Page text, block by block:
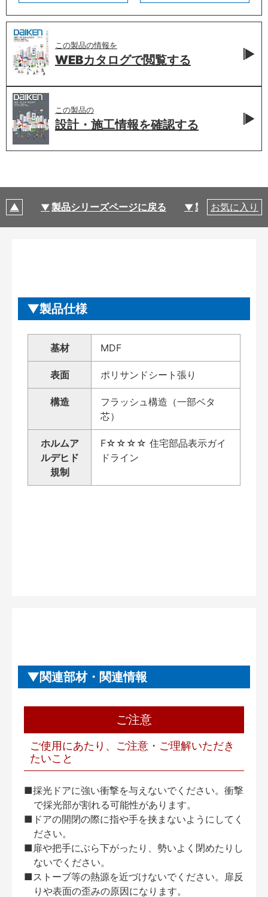
この製品の情報を
WEBカタログで閲覧する
この製品の
設計・施工情報を確認する
製品シリーズページに戻る 製品仕様
お気に入り
製品仕様
基材 MDF
表面 ポリサンドシート張り
構造
フラッシュ構造（一部ベタ
芯）
ホルムア
ルデヒド
規制
F☆☆☆☆ 住宅部品表示ガイ
ドライン
関連部材・関連情報
ご注意
ご使用にあたり、ご注意・ご理解いただき
たいこと
■採光ドアに強い衝撃を与えないでください。衝撃
で採光部が割れる可能性があります。
■ドアの開閉の際に指や手を挟まないようにしてく
ださい。
■扉や把手にぶら下がったり、勢いよく閉めたりし
ないでください。
■ストーブ等の熱源を近づけないでください。扉反
りや表面の歪みの原因になります。